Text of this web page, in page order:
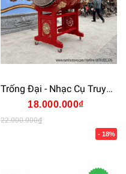
Trống Đại - Nhạc Cụ Truyền Thống Biểu Tượng Cho Sức Mạnh ⭐⭐⭐
18.000.000₫
22.000.000₫
- 18%